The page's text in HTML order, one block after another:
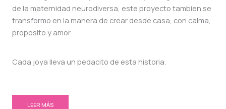
de la maternidad neurodiversa, este proyecto tambien se
transformo en la manera de crear desde casa, con calma,
proposito y amor.
Cada joya lleva un pedacito de esta historia.
.
LEER MÁS